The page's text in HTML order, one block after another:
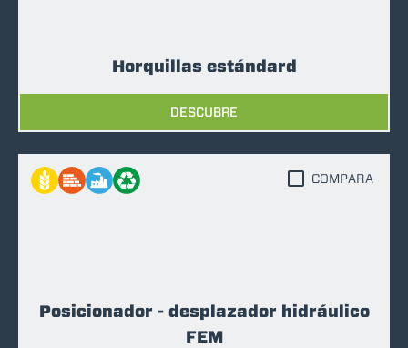
Horquillas estándard
DESCUBRE
Posicionador - desplazador hidráulico
FEM
COMPARA